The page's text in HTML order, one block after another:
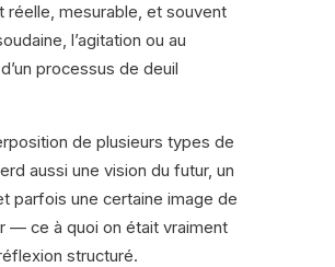
réelle, mesurable, et souvent
l’agitation ou au
processus de deuil
de plusieurs types de
aussi une vision du futur, un
parfois une certaine image de
— ce à quoi on était vraiment
structuré.